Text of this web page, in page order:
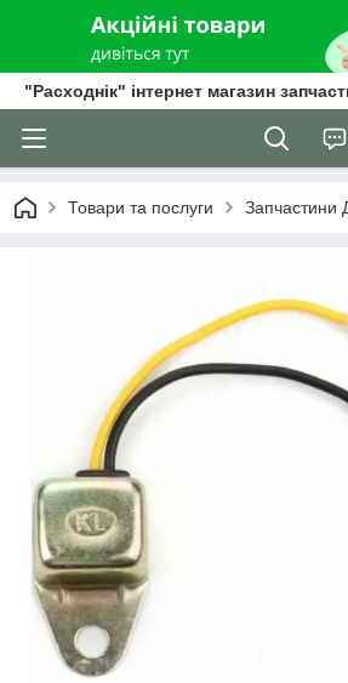
"Расходнік" інтернет магазин
Товари та послуги Запчастини